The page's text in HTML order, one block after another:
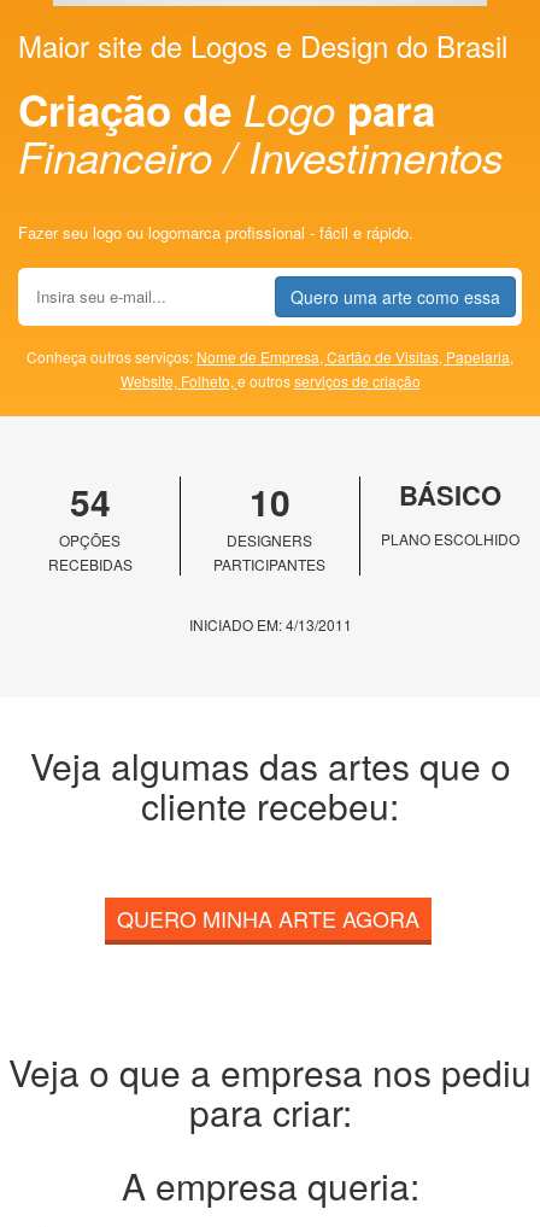
Maior site de Logos e Design do Brasil
Criação de Logo para
Financeiro / Investimentos
Fazer seu logo ou logomarca profissional - fácil e rápido.
Quero uma arte como essa
Conheça outros serviços: Nome de Empresa, Cartão de Visitas, Papelaria,
Website, Folheto, e outrosserviços de criação
54
OPÇÕES
RECEBIDAS
10
DESIGNERS
PARTICIPANTES
BÁSICO
PLANO ESCOLHIDO
INICIADO EM: 4/13/2011
Veja algumas das artes que o
cliente recebeu:
QUERO MINHA ARTE AGORA
Veja o que a empresa nos pediu
para criar:
A empresa queria: